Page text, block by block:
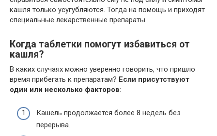
кашля только усугубляются. Тогда на помощь и приходят
специальные лекарственные препараты.
Когда таблетки помогут избавиться от
кашля?
В каких случаях можно уверенно говорить, что пришло
время прибегать к препаратам? Если присутствуют
один или несколько факторов:
Кашель продолжается более 8 недель без
перерыва.